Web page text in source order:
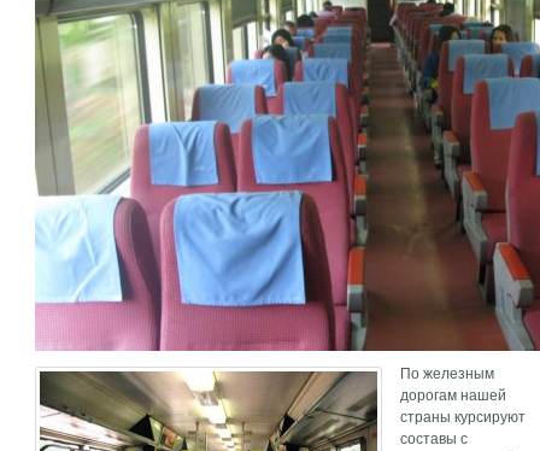
По железным
дорогам нашей
страны курсируют
составы с